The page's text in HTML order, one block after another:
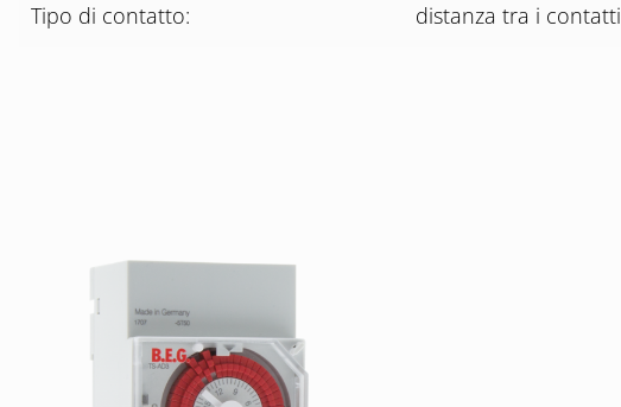
Tipo di contatto: distanza tra i